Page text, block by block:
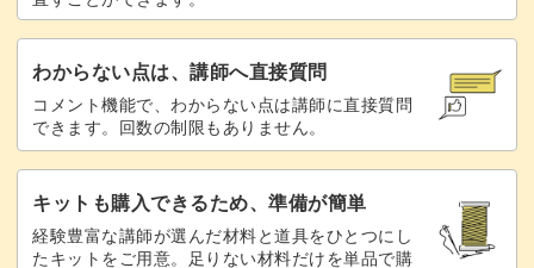
わからない点は、講師へ直接質問
コメント機能で、わからない点は講師に直接質問
できます。回数の制限もありません。
キットも購入できるため、準備が簡単
経験豊富な講師が選んだ材料と道具をひとつにし
たキットをご用意。足りない材料だけを単品で購